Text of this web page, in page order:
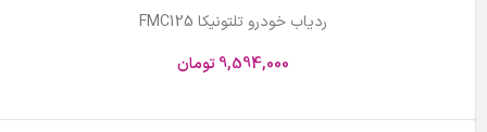
ردیاب خودرو تلتونیکا FMC125
9,594,000 تومان